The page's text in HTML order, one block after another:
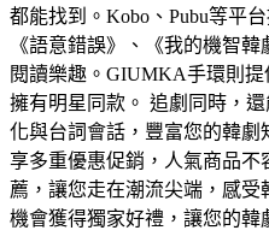
都能找到。Kobo、Pubu等平
《語意錯誤》、《我的機智
閱讀樂趣。GIUMKA手環則
擁有明星同款。 追劇同時，
化與台詞會話，豐富您的韓劇
享多重優惠促銷，人氣商品
薦，讓您走在潮流尖端，感
機會獲得獨家好禮，讓您的韓